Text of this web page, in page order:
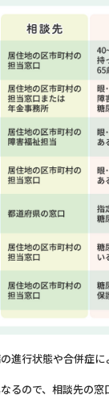
進行状態や合併症に
るので、相談先の